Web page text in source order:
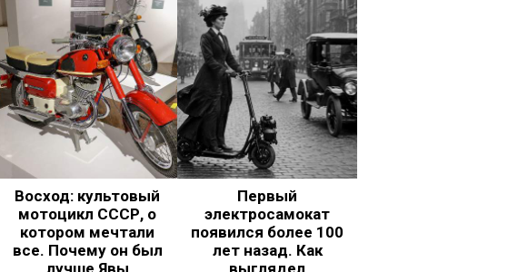
Восход: культовый
мотоцикл СССР, о
котором мечтали
все. Почему он был
лучше Явы
Первый
электросамокат
появился более 100
лет назад. Как
выглядел